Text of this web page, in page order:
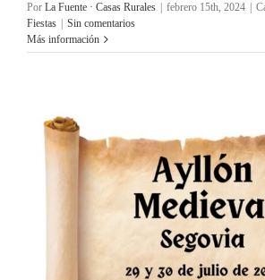
Por La Fuente · Casas Rurales febrero 15th, 2024
Fiestas
Sin comentarios
Más información